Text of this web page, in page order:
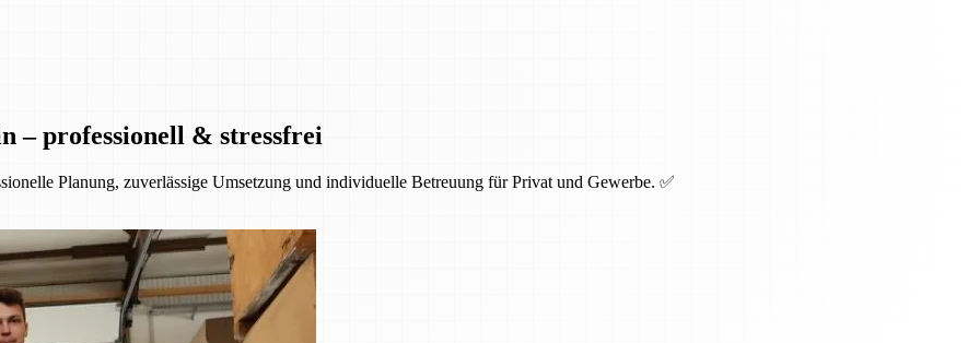
– professionell & stressfrei
Planung, zuverlässige Umsetzung und individuelle Betreuung für Privat und Gewerbe. ✅